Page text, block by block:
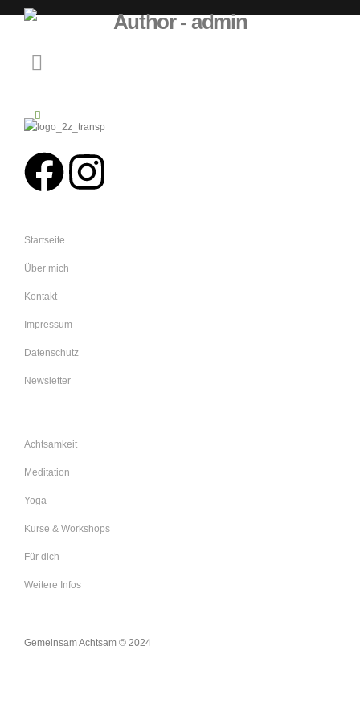
Author - admin
Startseite
Über mich
Kontakt
Impressum
Datenschutz
Newsletter
Achtsamkeit
Meditation
Yoga
Kurse & Workshops
Für dich
Weitere Infos
Gemeinsam Achtsam © 2024